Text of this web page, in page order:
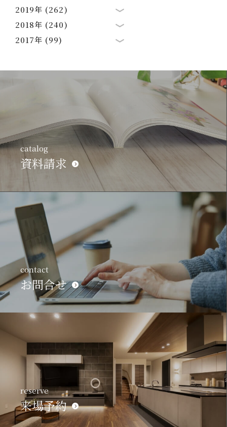
2019年 (262)
2018年 (240)
2017年 (99)
catalog
資料請求
contact
お問合せ
reserve
来場予約